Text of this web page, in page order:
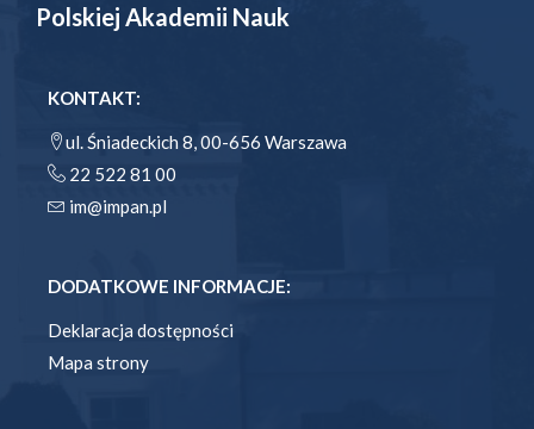
Polskiej Akademii Nauk
KONTAKT:
ul. Śniadeckich 8, 00-656 Warszawa
22 522 81 00
im@impan.pl
DODATKOWE INFORMACJE:
Deklaracja dostępności
Mapa strony